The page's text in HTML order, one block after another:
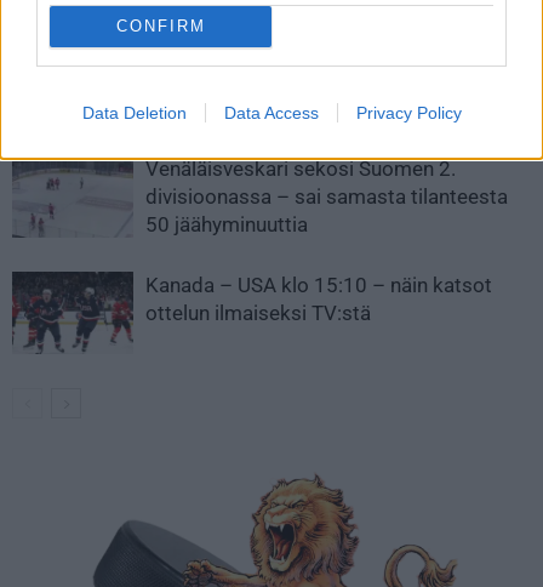
CONFIRM
Data Deletion Data Access Privacy Policy
Leijonat julkisti ketjut Sveitsi-peliin –
kaukaloon
Venäläisveskari sekosi Suomen 2.
divisioonassa – sai samasta tilanteesta
50 jäähyminuuttia
Kanada – USA klo 15:10 – näin katsot
ottelun ilmaiseksi TV:stä